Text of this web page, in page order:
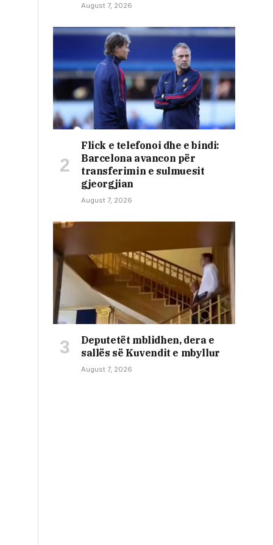
August 7, 2026
Flick e telefonoi dhe e bindi:
Barcelona avancon për
transferimin e sulmuesit
gjeorgjian
August 7, 2026
Deputetët mblidhen, dera e
sallës së Kuvendit e mbyllur
August 7, 2026